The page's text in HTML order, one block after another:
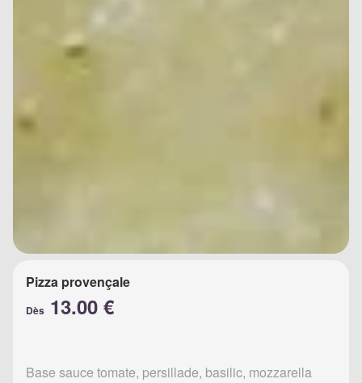
Pizza provençale
Dès 13.00 €
Base sauce tomate, persillade, basilic, mozzarella